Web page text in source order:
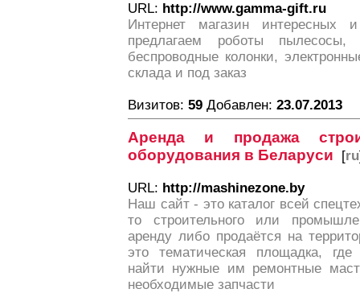
URL: http://www.gamma-gift.ru
Интернет магазин интересных
предлагаем роботы пылесосы,
беспроводные колонки,
склада и под заказ
Визитов: 59 Добавлен: 23.07.2013
Аренда и продажа
оборудования в Беларуси [ru
URL: http://mashinezone.by
Наш сайт - это каталог всей
то строительного или
аренду либо продаётся на
это тематическая площадка,
найти нужные им ремонтные
необходимые запчасти